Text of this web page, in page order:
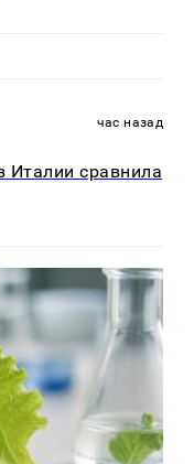
час назад
Италии сравнила